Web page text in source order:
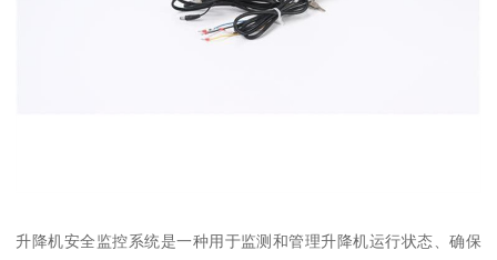
升降机安全监控系统是一种用于监测和管理升降机运行状态、确保